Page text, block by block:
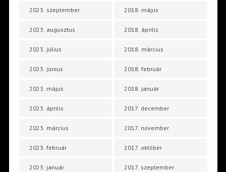
2023. szeptember
2023. augusztus
2023. július
2023. június
2023. május
2023. április
2023. március
2023. február
2023. január
2018. május
2018. április
2018. március
2018. február
2018. január
2017. december
2017. november
2017. október
2017. szeptember